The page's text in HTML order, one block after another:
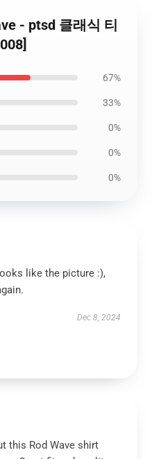
- ptsd 클래식 티
67%
33%
0%
0%
0%
like the picture :),
Dec 8, 2024
this Rod Wave shirt